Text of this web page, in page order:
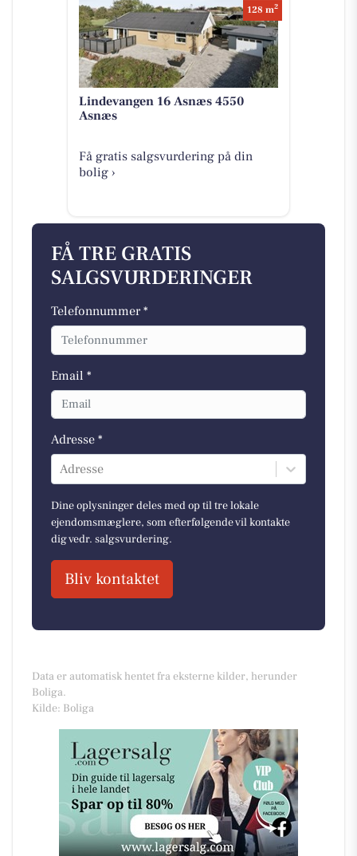
128 m2
Lindevangen 16 Asnæs 4550
Asnæs
Få gratis salgsvurdering på din
bolig ›
FÅ TRE GRATIS
SALGSVURDERINGER
Telefonnummer *
Email *
Adresse *
Adresse
Dine oplysninger deles med op til tre lokale
ejendomsmæglere, som efterfølgende vil kontakte
dig vedr. salgsvurdering.
Bliv kontaktet
Data er automatisk hentet fra eksterne kilder, herunder
Boliga.
Kilde: Boliga